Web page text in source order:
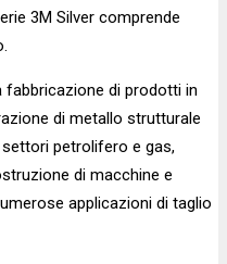
3M Silver comprende
fabbricazione di prodotti in
di metallo strutturale
petrolifero e gas,
di macchine e
applicazioni di taglio